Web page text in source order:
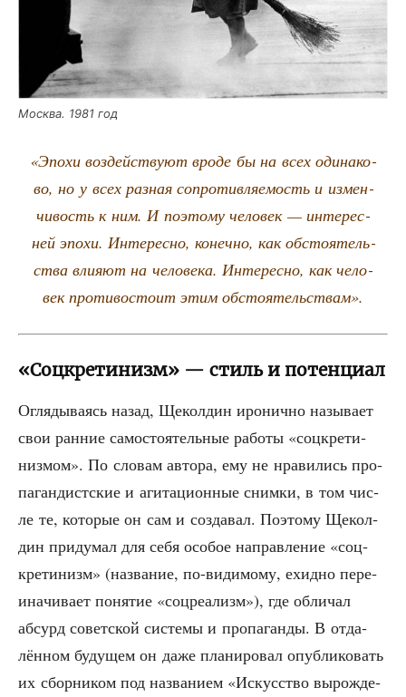
Москва. 1981 год
«Эпо­хи воз­дей­ству­ют вро­де бы на всех оди­на­ко­
во, но у всех раз­ная сопро­тив­ля­е­мость и измен­
чи­вость к ним. И поэто­му чело­век — инте­рес­
ней эпо­хи. Инте­рес­но, конеч­но, как обсто­я­тель­
ства вли­я­ют на чело­ве­ка. Инте­рес­но, как чело­
век про­ти­во­сто­ит этим обстоятельствам».
«Соцкретинизм» — стиль и потенциал
Огля­ды­ва­ясь назад, Щекол­дин иро­нич­но назы­ва­ет
свои ран­ние само­сто­я­тель­ные рабо­ты «соц­кре­ти­
низ­мом». По сло­вам авто­ра, ему не нра­ви­лись про­
па­ган­дист­ские и аги­та­ци­он­ные сним­ки, в том чис­
ле те, кото­рые он сам и созда­вал. Поэто­му Щекол­
дин при­ду­мал для себя осо­бое направ­ле­ние «соц­
кре­ти­низм» (назва­ние, по-види­мо­му, ехид­но пере­
ина­чи­ва­ет поня­тие «соц­ре­а­лизм»), где обли­чал
абсурд совет­ской систе­мы и про­па­ган­ды. В отда­
лён­ном буду­щем он даже пла­ни­ро­вал опуб­ли­ко­вать
их сбор­ни­ком под назва­ни­ем «Искус­ство вырож­де­